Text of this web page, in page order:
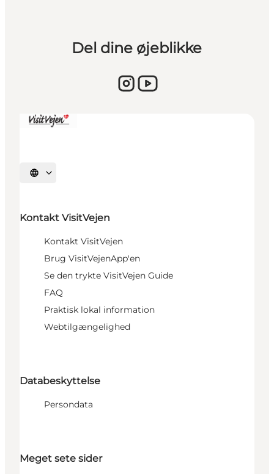
Del dine øjeblikke
Vælg sprog
Kontakt VisitVejen
Kontakt VisitVejen
Brug VisitVejenApp'en
Se den trykte VisitVejen Guide
FAQ
Praktisk lokal information
Webtilgængelighed
Databeskyttelse
Persondata
Meget sete sider